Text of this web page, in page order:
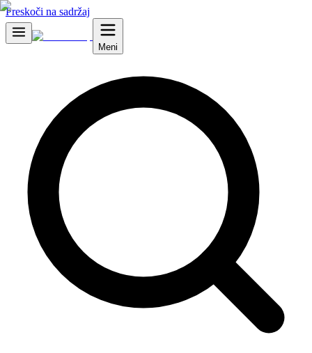
Preskoči na sadržaj
Meni